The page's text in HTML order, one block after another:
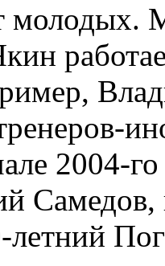
молодых.
2004-
Самедов,